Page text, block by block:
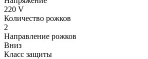
220 V
Количество рожков
2
Направление рожков
Вниз
Класс защиты